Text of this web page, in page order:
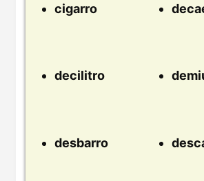
cigarro
decilitro
desbarro